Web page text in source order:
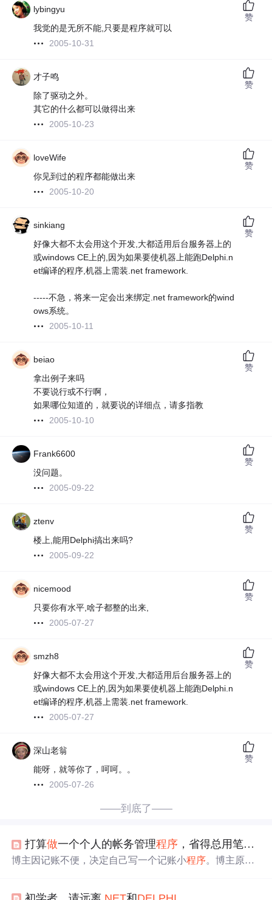
lybingyu
我觉的是无所不能,只要是程序就可以
2005-10-31
赞
才子鸣
除了驱动之外。
其它的什么都可以做得出来
2005-10-23
赞
loveWife
你见到过的程序都能做出来
2005-10-20
赞
sinkiang
好像大都不太会用这个开发,大都适用后台服务器上的
或windows CE上的,因为如果要使机器上能跑Delphi.n
et编译的程序,机器上需装.net framework.
-----不急，将来一定会出来绑定.net framework的wind
ows系统。
2005-10-11
赞
beiao
拿出例子来吗
不要说行或不行啊，
如果哪位知道的，就要说的详细点，请多指教
2005-10-10
赞
Frank6600
没问题。
2005-09-22
赞
ztenv
楼上,能用Delphi搞出来吗?
2005-09-22
赞
nicemood
只要你有水平,啥子都整的出来,
2005-07-27
赞
smzh8
好像大都不太会用这个开发,大都适用后台服务器上的
或windows CE上的,因为如果要使机器上能跑Delphi.n
et编译的程序,机器上需装.net framework.
2005-07-27
赞
深山老翁
能呀，就等你了，呵呵。。
2005-07-26
赞
——到底了——
打算做一个个人的帐务管理程序 ，省得总用笔记帐。
博主因记账不便，决定自己写一个记账小程序。博主原本